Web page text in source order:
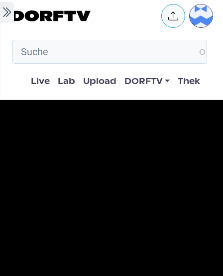
Skip to main content User
Hauptnavigation
Live Lab Upload DORFTV Thek